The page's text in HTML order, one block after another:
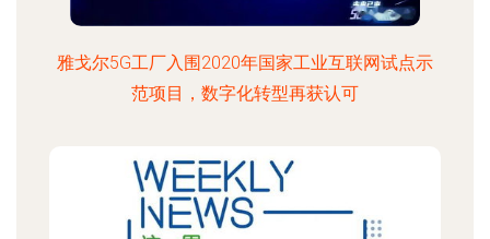
雅戈尔5G工厂入围2020年国家工业互联网试点示
范项目，数字化转型再获认可